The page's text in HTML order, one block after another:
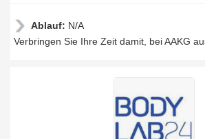
Ablauf: N/A
Verbringen Sie Ihre Zeit damit, bei AAKG